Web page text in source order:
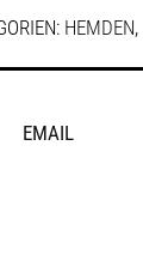
HEMDEN,
EMAIL